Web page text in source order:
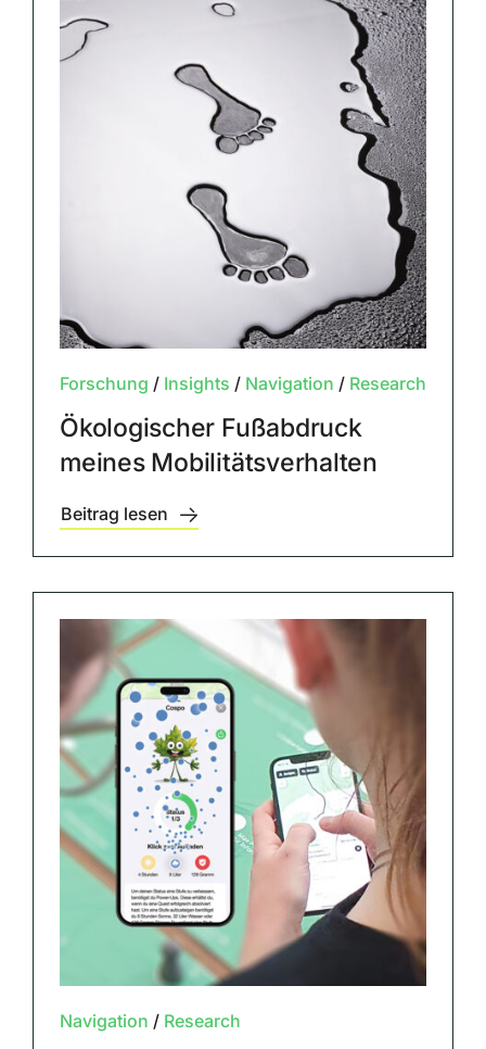
Forschung / Insights / Navigation / Research
Ökologischer Fußabdruck
meines Mobilitätsverhalten
Beitrag lesen
Navigation / Research